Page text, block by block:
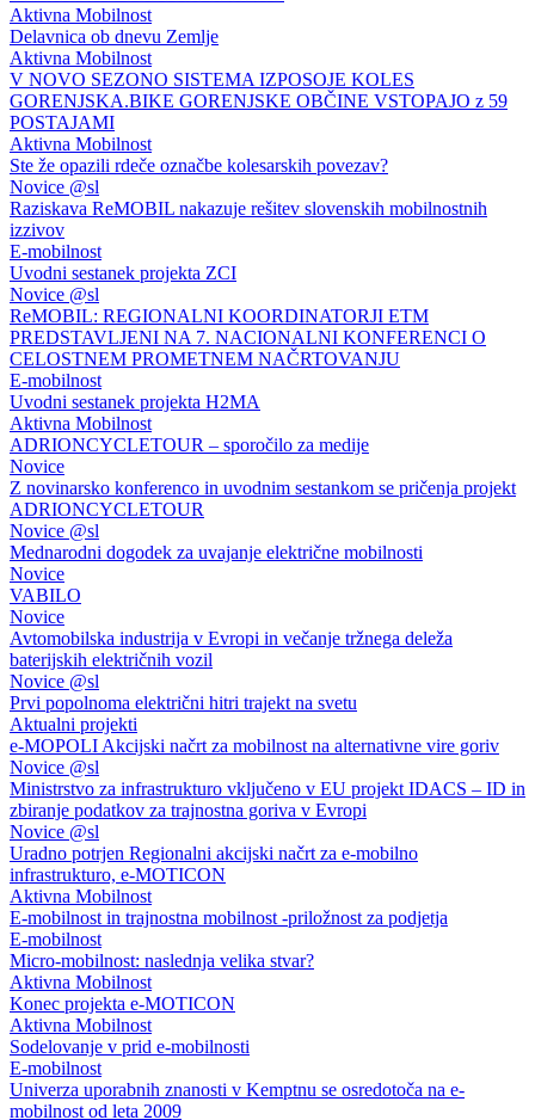
Aktivna Mobilnost
Delavnica ob dnevu Zemlje
Aktivna Mobilnost
V NOVO SEZONO SISTEMA IZPOSOJE KOLES
GORENJSKA.BIKE GORENJSKE OBČINE VSTOPAJO z 59
POSTAJAMI
Aktivna Mobilnost
Ste že opazili rdeče označbe kolesarskih povezav?
Novice @sl
Raziskava ReMOBIL nakazuje rešitev slovenskih mobilnostnih
izzivov
E-mobilnost
Uvodni sestanek projekta ZCI
Novice @sl
ReMOBIL: REGIONALNI KOORDINATORJI ETM
PREDSTAVLJENI NA 7. NACIONALNI KONFERENCI O
CELOSTNEM PROMETNEM NAČRTOVANJU
E-mobilnost
Uvodni sestanek projekta H2MA
Aktivna Mobilnost
ADRIONCYCLETOUR – sporočilo za medije
Novice
Z novinarsko konferenco in uvodnim sestankom se pričenja projekt
ADRIONCYCLETOUR
Novice @sl
Mednarodni dogodek za uvajanje električne mobilnosti
Novice
VABILO
Novice
Avtomobilska industrija v Evropi in večanje tržnega deleža
baterijskih električnih vozil
Novice @sl
Prvi popolnoma električni hitri trajekt na svetu
Aktualni projekti
e-MOPOLI Akcijski načrt za mobilnost na alternativne vire goriv
Novice @sl
Ministrstvo za infrastrukturo vključeno v EU projekt IDACS – ID in
zbiranje podatkov za trajnostna goriva v Evropi
Novice @sl
Uradno potrjen Regionalni akcijski načrt za e-mobilno
infrastrukturo, e-MOTICON
Aktivna Mobilnost
E-mobilnost in trajnostna mobilnost -priložnost za podjetja
E-mobilnost
Micro-mobilnost: naslednja velika stvar?
Aktivna Mobilnost
Konec projekta e-MOTICON
Aktivna Mobilnost
Sodelovanje v prid e-mobilnosti
E-mobilnost
Univerza uporabnih znanosti v Kemptnu se osredotoča na e-
mobilnost od leta 2009